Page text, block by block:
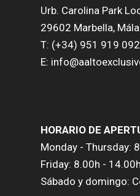
Urb. Carolina Park
29602 Marbella,
T: (+34) 951 919 092
E:
HORARIO DE
Monday - Thursday:
Friday: 8.00h - 14.00h
Sábado y domingo: